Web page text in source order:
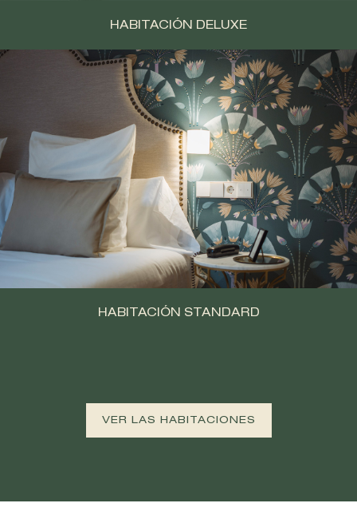
HABITACIÓN DELUXE
HABITACIÓN STANDARD
VER LAS HABITACIONES